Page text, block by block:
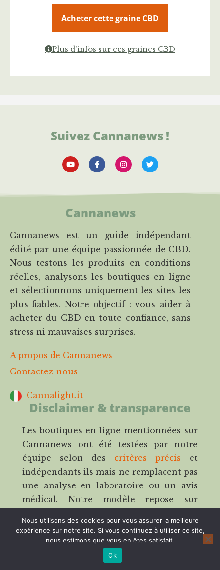
Acheter cette graine CBD
Plus d'infos sur ces graines CBD
Suivez Cannanews !
Cannanews
Cannanews est un guide indépendant
édité par une équipe passionnée de CBD.
Nous testons les produits en conditions
réelles, analysons les boutiques en ligne
et sélectionnons uniquement les sites les
plus fiables. Notre objectif : vous aider à
acheter du CBD en toute confiance, sans
stress ni mauvaises surprises.
A propos de Cannanews
Contactez-nous
Cannalight.it
Disclaimer & transparence
Les boutiques en ligne mentionnées sur
Cannanews ont été testées par notre
équipe selon des critères précis et
indépendants ils mais ne remplacent pas
une analyse en laboratoire ou un avis
médical. Notre modèle repose sur
pouvons percevoir une commission si
vous passez commande via nos liens,
sans aucun surcoût pour vous. La
Nous utilisons des cookies pour vous assurer la meilleure
expérience sur notre site. Si vous continuez à utiliser ce site,
nous estimons que vous en êtes satisfait.
Ok